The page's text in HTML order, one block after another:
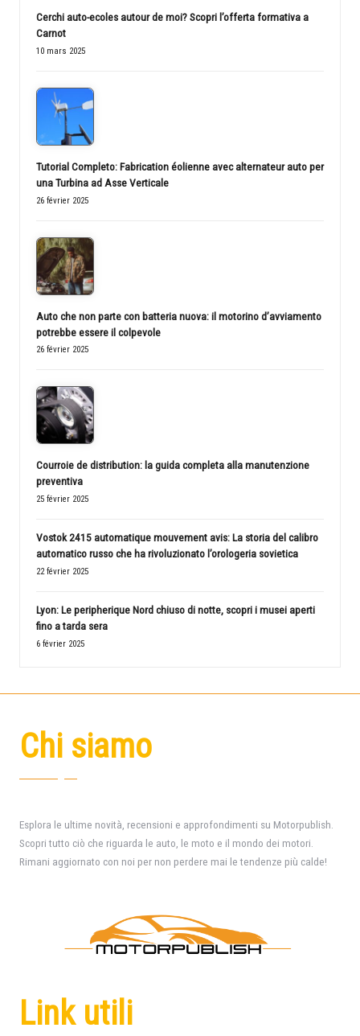
Cerchi auto-ecoles autour de moi? Scopri l’offerta formativa a
Carnot
10 mars 2025
Tutorial Completo: Fabrication éolienne avec alternateur auto per
una Turbina ad Asse Verticale
26 février 2025
Auto che non parte con batteria nuova: il motorino d’avviamento
potrebbe essere il colpevole
26 février 2025
Courroie de distribution: la guida completa alla manutenzione
preventiva
25 février 2025
Vostok 2415 automatique mouvement avis: La storia del calibro
automatico russo che ha rivoluzionato l’orologeria sovietica
22 février 2025
Lyon: Le peripherique Nord chiuso di notte, scopri i musei aperti
fino a tarda sera
6 février 2025
Chi siamo
Esplora le ultime novità, recensioni e approfondimenti su Motorpublish.
Scopri tutto ciò che riguarda le auto, le moto e il mondo dei motori.
Rimani aggiornato con noi per non perdere mai le tendenze più calde!
Link utili